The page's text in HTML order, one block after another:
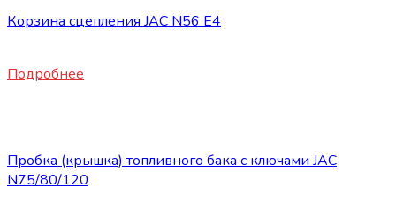
Корзина сцепления JAC N56 E4
Подробнее
Пробка (крышка) топливного бака с ключами JAC
N75/80/120